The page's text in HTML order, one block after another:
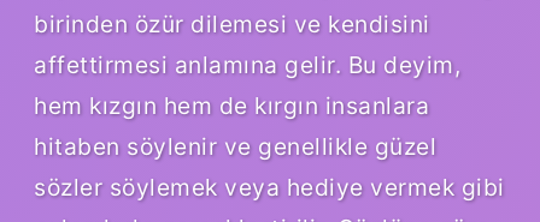
birinden özür dilemesi ve kendisini
affettirmesi anlamına gelir. Bu deyim,
hem kızgın hem de kırgın insanlara
hitaben söylenir ve genellikle güzel
sözler söylemek veya hediye vermek gibi